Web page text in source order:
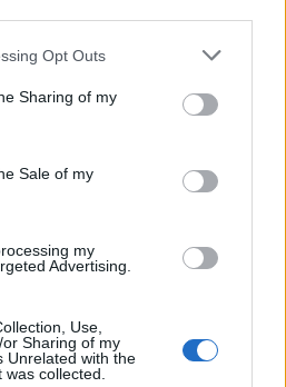
Opt Outs
Sharing of my
Sale of my
my
Advertising.
Use,
Sharing of my
Unrelated with the
collected.